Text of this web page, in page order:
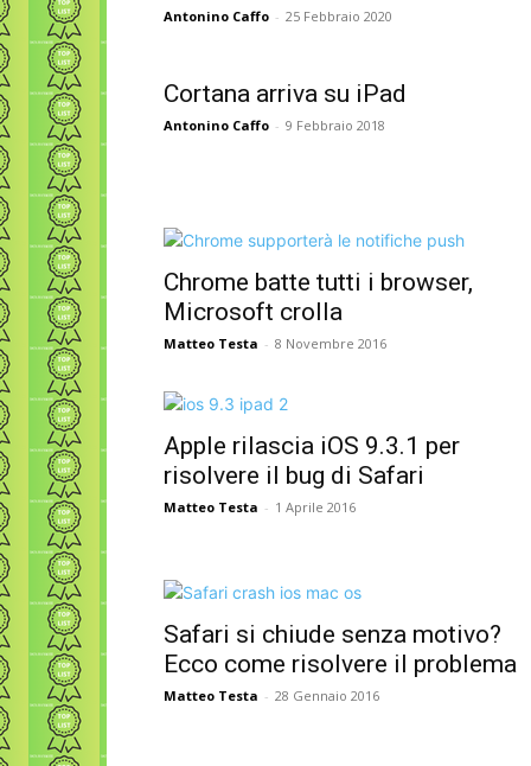
Antonino Caffo - 25 Febbraio 2020
Cortana arriva su iPad
Antonino Caffo - 9 Febbraio 2018
Chrome batte tutti i browser,
Microsoft crolla
Matteo Testa - 8 Novembre 2016
Apple rilascia iOS 9.3.1 per
risolvere il bug di Safari
Matteo Testa - 1 Aprile 2016
Safari si chiude senza motivo?
Ecco come risolvere il problema
Matteo Testa - 28 Gennaio 2016